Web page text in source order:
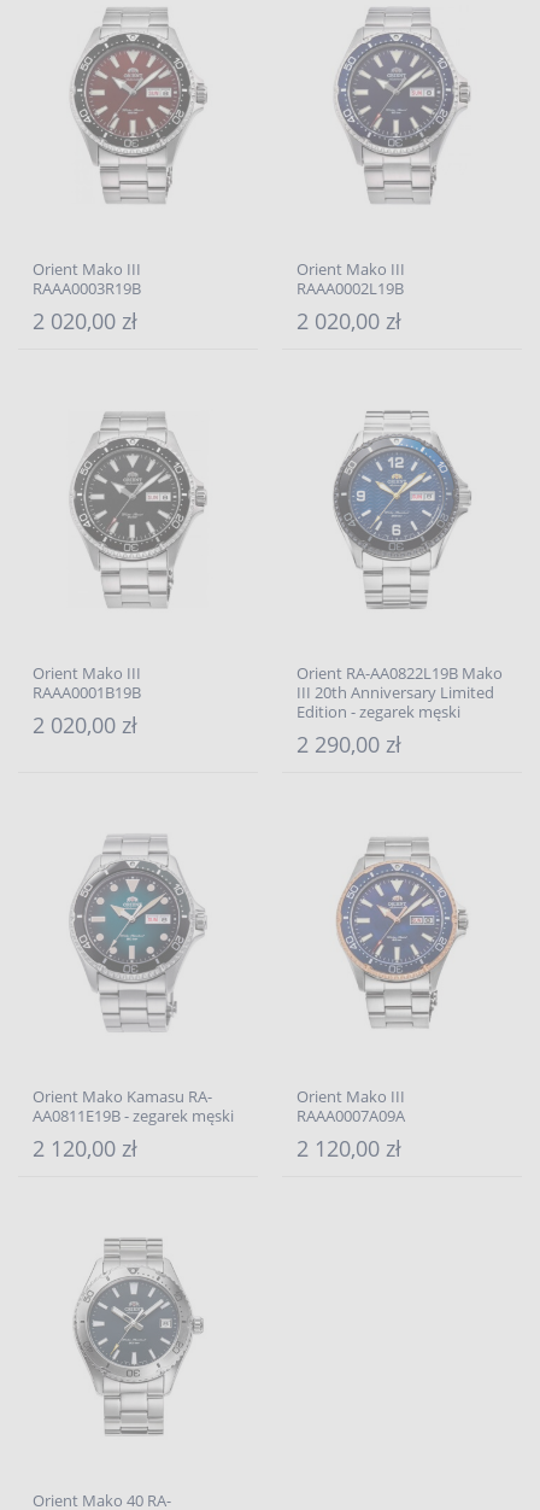
Orient Mako III
RAAA0003R19B
2 020,00 zł
Orient Mako III
RAAA0002L19B
2 020,00 zł
Orient Mako III
RAAA0001B19B
2 020,00 zł
Orient RA-AA0822L19B Mako
III 20th Anniversary Limited
Edition - zegarek męski
2 290,00 zł
Orient Mako Kamasu RA-
AA0811E19B - zegarek męski
2 120,00 zł
Orient Mako III
RAAA0007A09A
2 120,00 zł
Orient Mako 40 RA-